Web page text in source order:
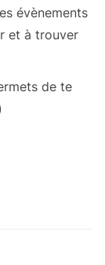
évènements
et à trouver
de te